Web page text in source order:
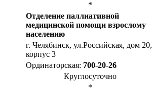
*
Отделение паллиативной
медицинской помощи взрослому
населению
г. Челябинск, ул.Российская, дом 20,
корпус 3
Ординаторская: 700-20-26
Круглосуточно
*